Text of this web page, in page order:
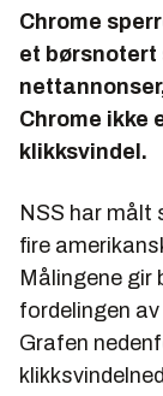
Chrome
et børsnotert
Chrome ikke
klikksvindel.
NSS har målt
fire
Målingene gir
fordelingen
Grafen